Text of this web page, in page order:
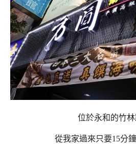
位於永和的竹林
從我家過來只要15分